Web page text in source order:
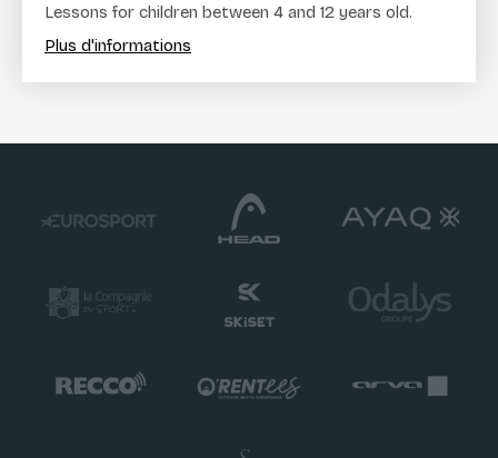
Lessons for children between 4 and 12 years old.
Plus d'informations